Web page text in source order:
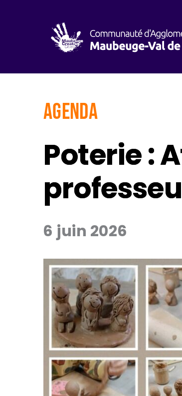
AGENDA
Poterie :
6 juin 2026